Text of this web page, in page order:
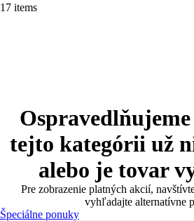
17 items
tejto kategórii už
alebo je tovar
Pre zobrazenie platných akcií,
vyhľadajte alternatívne
Špeciálne ponuky